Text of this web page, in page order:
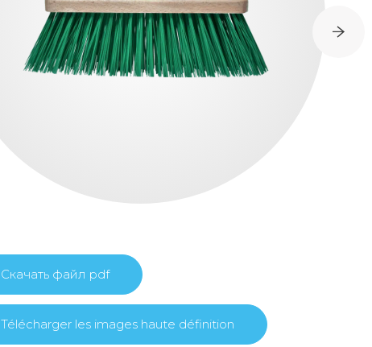
Скачать файл pdf
Télécharger les images haute définition